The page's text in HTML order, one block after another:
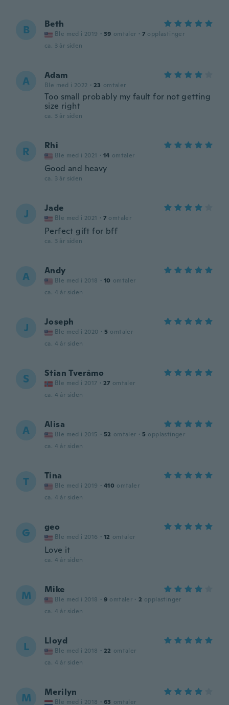
B Beth
Ble med i 2019 · 39 omtaler · 7 opplastinger
ca. 3 år siden
A Adam
Ble med i 2022 · 23 omtaler
Too small probably my fault for not getting
size right
ca. 3 år siden
R Rhi
Ble med i 2021 · 14 omtaler
Good and heavy
ca. 3 år siden
J Jade
Ble med i 2021 · 7 omtaler
Perfect gift for bff
ca. 3 år siden
A Andy
Ble med i 2018 · 10 omtaler
ca. 4 år siden
J Joseph
Ble med i 2020 · 5 omtaler
ca. 4 år siden
S Stian Tveråmo
Ble med i 2017 · 27 omtaler
ca. 4 år siden
A Alisa
Ble med i 2015 · 52 omtaler · 5 opplastinger
ca. 4 år siden
T Tina
Ble med i 2019 · 410 omtaler
ca. 4 år siden
G geo
Ble med i 2016 · 12 omtaler
Love it
ca. 4 år siden
M Mike
Ble med i 2018 · 9 omtaler · 2 opplastinger
ca. 4 år siden
L Lloyd
Ble med i 2018 · 22 omtaler
ca. 4 år siden
M Merilyn
Ble med i 2018 · 63 omtaler